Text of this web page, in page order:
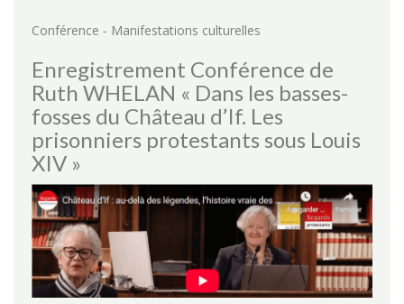
Conférence - Manifestations culturelles
Enregistrement Conférence de
Ruth WHELAN « Dans les basses-
fosses du Château d’If. Les
prisonniers protestants sous Louis
XIV »